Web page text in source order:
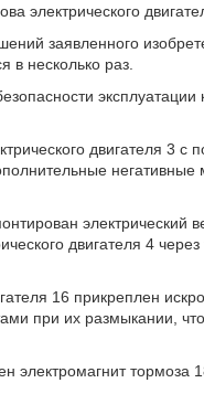
электрического
заявленного
в несколько раз.
двигателя 3
двигателя 4
16 прикреплен
при их размыкании,
электромагнит тормоза